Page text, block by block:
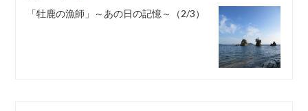
「牡鹿の漁師」～あの日の記憶～（2/3）